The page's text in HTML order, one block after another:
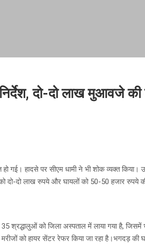
दो-दो लाख मुआवजे की
हो गई। हादसे पर सीएम धामी ने भी शोक व्यक्त
दो-दो लाख रुपये और घायलों को 50-50 हजार रुपये
श्रद्धालुओं को जिला अस्पताल में लाया गया है,
को हायर सेंटर रेफर किया जा रहा है।भगदड़ की